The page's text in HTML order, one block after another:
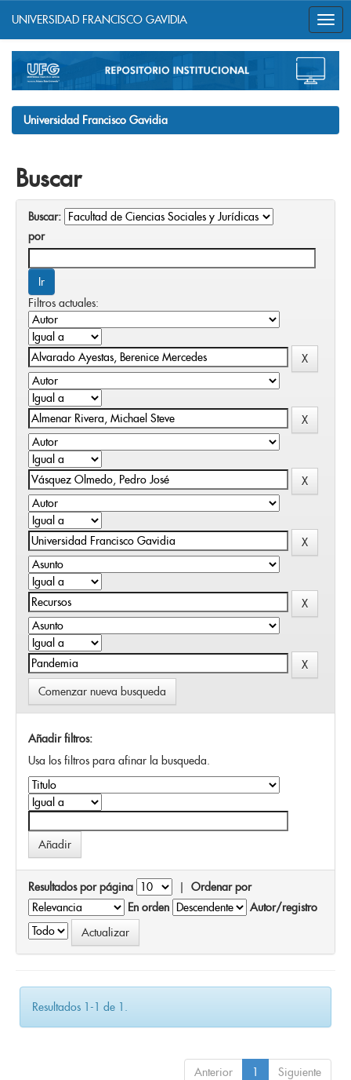
navigation
UNIVERSIDAD FRANCISCO GAVIDIA
Universidad Francisco Gavidia
Buscar
Buscar:
por
Filtros actuales:
Comenzar nueva busqueda
Añadir filtros:
Usa los filtros para afinar la busqueda.
Resultados por página | Ordenar por
En orden
Autor/registro
Resultados 1-1 de 1.
Anterior 1 Siguiente